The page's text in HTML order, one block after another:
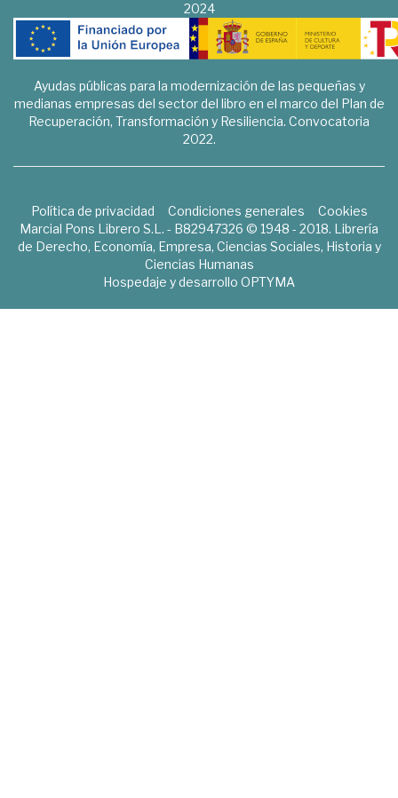
2024
Ayudas públicas para la modernización de las pequeñas y
medianas empresas del sector del libro en el marco del Plan de
Recuperación, Transformación y Resiliencia. Convocatoria
2022.
Política de privacidad Condiciones generales
Cookies
Marcial Pons Librero S.L. - B82947326 © 1948 - 2018. Librería
de Derecho, Economía, Empresa, Ciencias Sociales, Historia y
Ciencias Humanas
Hospedaje y desarrollo OPTYMA